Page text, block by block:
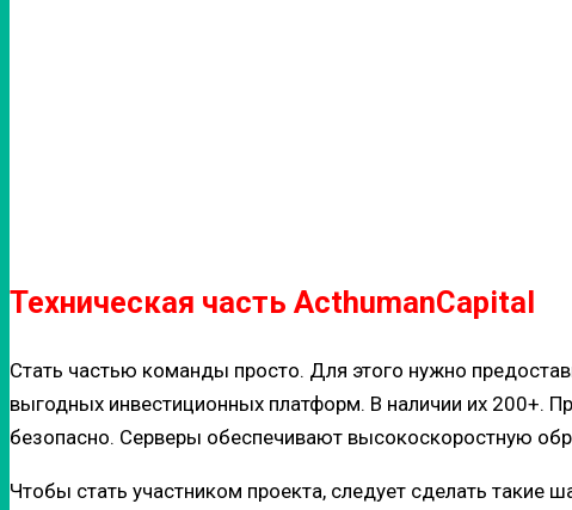
Техническая часть ActhumanCapital
Стать частью команды просто. Для этого нужно
выгодных инвестиционных платформ. В наличии их 200+.
безопасно. Серверы обеспечивают высокоскоростную
Чтобы стать участником проекта, следует сделать такие